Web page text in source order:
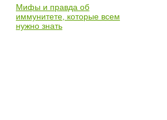
Мифы и правда об
иммунитете, которые всем
нужно знать